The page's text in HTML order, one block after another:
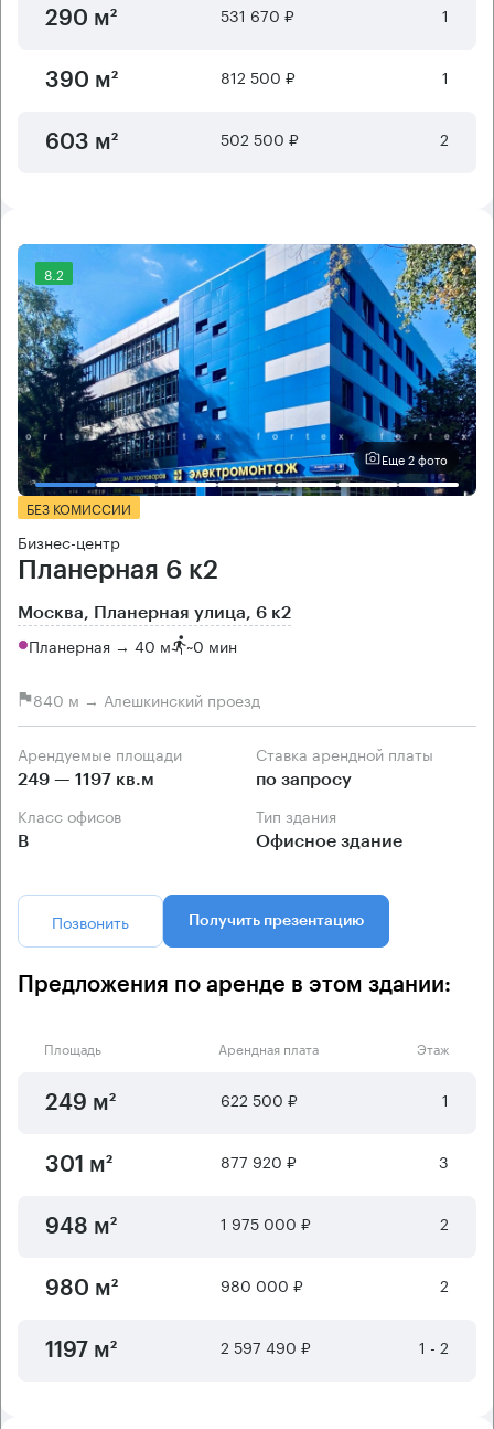
290 м² 531 670 ₽ 1
390 м² 812 500 ₽ 1
603 м² 502 500 ₽ 2
8.2
Еще 2 фото
БЕЗ КОМИССИИ
Бизнес-центр
Планерная 6 к2
Москва, Планерная улица, 6 к2
Планерная → 40 м ~0 мин
840 м → Алешкинский проезд
Арендуемые площади
249 — 1197 кв.м
Ставка арендной платы
по запросу
Класс офисов
B
Тип здания
Офисное здание
Позвонить Получить презентацию
Предложения по аренде в этом здании:
Площадь Арендная плата Этаж
249 м² 622 500 ₽ 1
301 м² 877 920 ₽ 3
948 м² 1 975 000 ₽ 2
980 м² 980 000 ₽ 2
1197 м² 2 597 490 ₽ 1 - 2